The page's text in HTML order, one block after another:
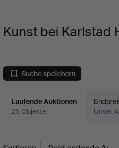
Kunst bei Karlstad
Suche speichern
Laufende Auktionen
25 Objekte
Unser
Laufende